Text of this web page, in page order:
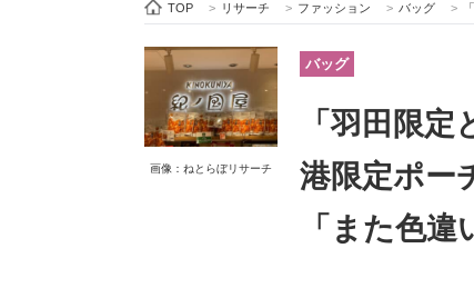
ビジネスと働き方のヒント
ITエンジニア向け専門サイト
TOP > リサーチ > ファッション > バッグ >
画像：ねとらぼリサーチ
バッグ
「羽田限
港限定ポー
「また色違